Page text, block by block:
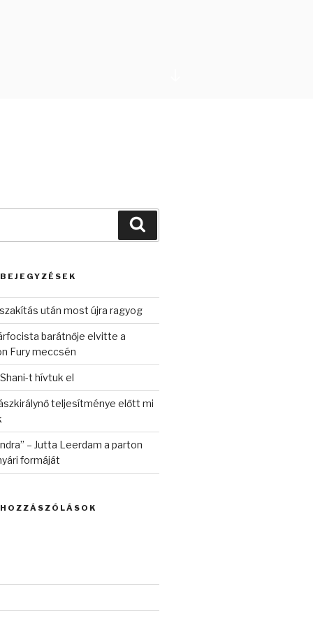
után most újra ragyog
barátnője elvitte a
Fury meccsén
t hívtuk el
teljesítménye előtt mi
– Jutta Leerdam a parton
formáját